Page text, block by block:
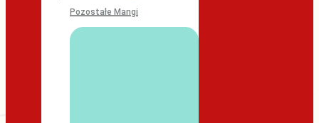
Pozostałe Mangi